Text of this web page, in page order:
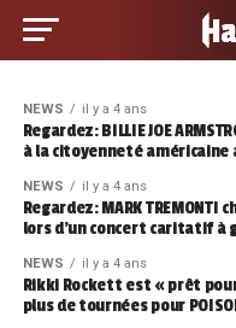
NEWS il y a 4 ans
Regardez: BILLIE JOE
à la citoyenneté américaine
NEWS il y a 4 ans
Regardez: MARK TREMONTI
lors d’un concert caritatif à
NEWS il y a 4 ans
Rikki Rockett est « prêt
plus de tournées pour